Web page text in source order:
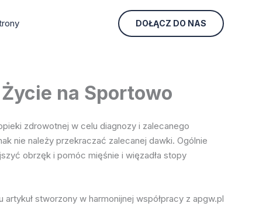
DOŁĄCZ DO NAS
na Sportowo
zdrowotnej w celu diagnozy i zalecanego
nie należy przekraczać zalecanej dawki. Ogólnie
obrzęk i pomóc mięśnie i więzadła stopy
artykuł stworzony w harmonijnej współpracy z apgw.pl